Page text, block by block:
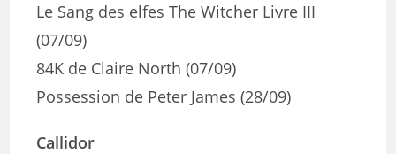
Le Sang des elfes The Witcher Livre III
(07/09)
84K de Claire North (07/09)
Possession de Peter James (28/09)
Callidor